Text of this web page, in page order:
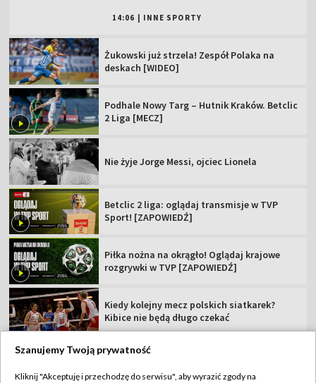
14:06 INNE SPORTY
Żukowski już strzela! Zespół Polaka na
deskach [WIDEO]
Podhale Nowy Targ – Hutnik Kraków. Betclic
2 Liga [MECZ]
Nie żyje Jorge Messi, ojciec Lionela
Betclic 2 liga: oglądaj transmisje w TVP
Sport! [ZAPOWIEDŹ]
Piłka nożna na okrągło! Oglądaj krajowe
rozgrywki w TVP [ZAPOWIEDŹ]
Kiedy kolejny mecz polskich siatkarek?
Kibice nie będą długo czekać
Szanujemy Twoją prywatność
Kliknij "Akceptuję i przechodzę do serwisu", aby wyrazić zgody na